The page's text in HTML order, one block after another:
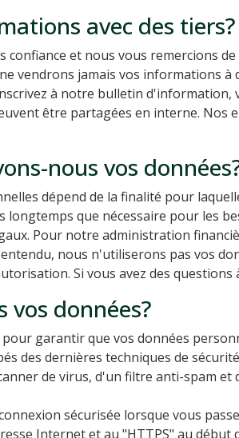
avec des tiers?
confiance et nous vous remercions
vendrons jamais vos informations
à notre bulletin
être partagées en interne. Nos
nous vos
dépend de la finalité pour
que nécessaire pour les
Pour notre administration
nous n'utiliserons pas vos
Si vous avez des questions
vos données?
garantir que vos données
des dernières techniques de
de virus, d'un filtre anti-spam et
sécurisée lorsque vous
Internet et au "HTTPS" au